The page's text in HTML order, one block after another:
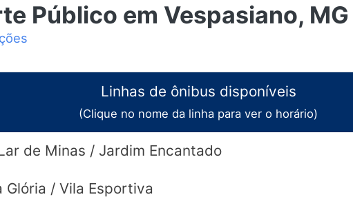
Público em Vespasiano, MG
Linhas de ônibus disponíveis
(Clique no nome da linha para ver o horário)
de Minas / Jardim Encantado
/ Vila Esportiva